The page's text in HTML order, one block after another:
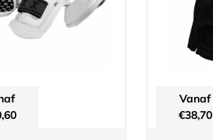
Vanaf
€38,70